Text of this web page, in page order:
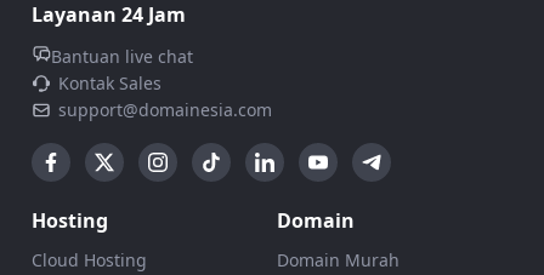
Layanan 24 Jam
Bantuan live chat
Kontak Sales
support@domainesia.com
Hosting
Cloud Hosting
Domain
Domain Murah